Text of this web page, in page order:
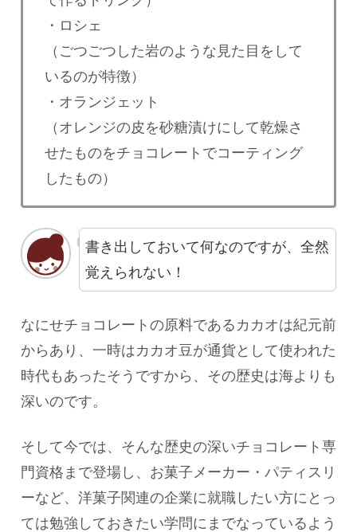
・ロシェ
（ごつごつした岩のような見た目をして
いるのが特徴）
・オランジェット
（オレンジの皮を砂糖漬けにして乾燥さ
せたものをチョコレートでコーティング
したもの）
書き出しておいて何なのですが、全然
覚えられない！
なにせチョコレートの原料であるカカオは紀元前
からあり、一時はカカオ豆が通貨として使われた
時代もあったそうですから、その歴史は海よりも
深いのです。
そして今では、そんな歴史の深いチョコレート専
門資格まで登場し、お菓子メーカー・パティスリ
ーなど、洋菓子関連の企業に就職したい方にとっ
ては勉強しておきたい学問にまでなっているよう